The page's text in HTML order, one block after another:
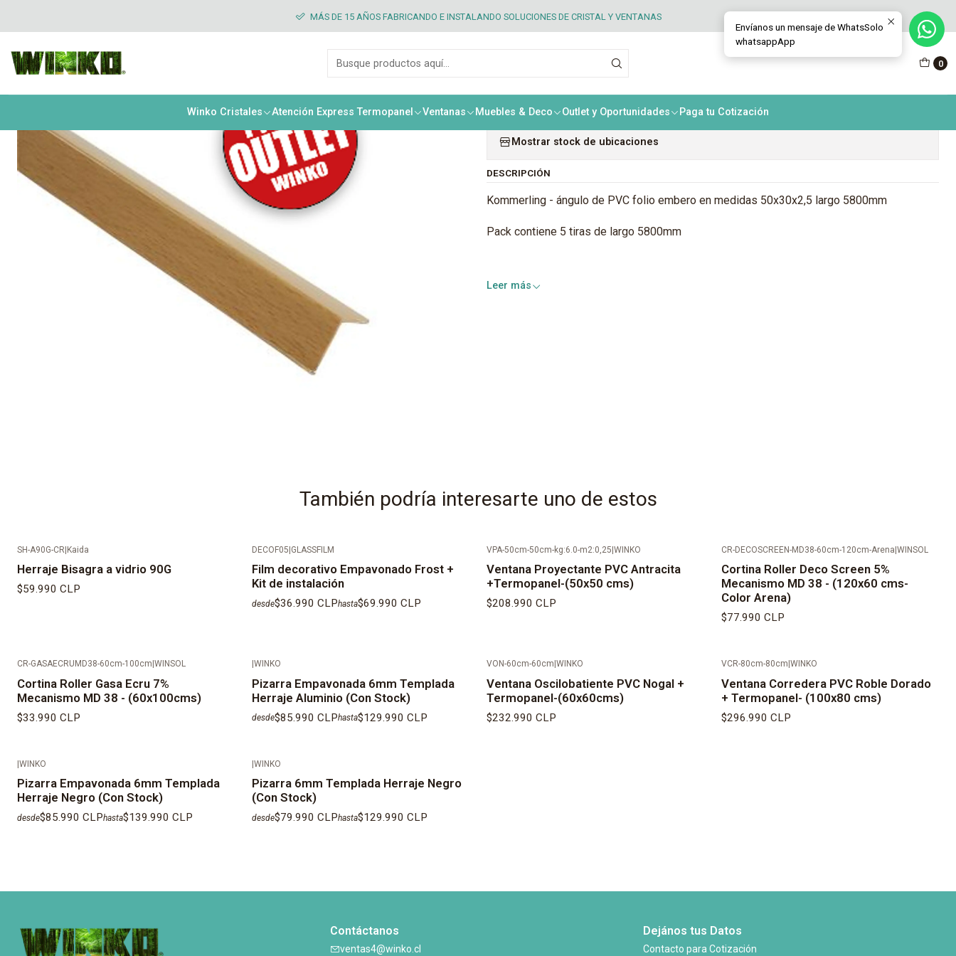
0
Winko Cristales Atención Express Termopanel Ventanas Muebles & Deco Outlet y Oportunidades Paga tu Cotización
MÁS DE 15 AÑOS FABRICANDO E INSTALANDO SOLUCIONES DE CRISTAL Y VENTANAS
Insumos Ventanas PVC Kommerling Kommerling - Combo Pack ángulo 50x30x2,5 Embero 5 unidades
|
Kommerling - Combo Pack ángulo
50x30x2,5 Embero 5 unidades
Mostrar stock de ubicaciones
DESCRIPCIÓN
Kommerling - ángulo de PVC folio embero en medidas 50x30x2,5 largo 5800mm
Pack contiene 5 tiras de largo 5800mm
Leer más
También podría interesarte uno de estos
SH-A90G-CR Kaida
Herraje Bisagra a vidrio 90G
$59.990 CLP
DECOF05 GLASSFILM
Film decorativo Empavonado Frost +
Kit de instalación
desde$36.990 CLPhasta$69.990 CLP
VPA-50cm-50cm-kg:6.0-m2:0,25 WINKO
Ventana Proyectante PVC Antracita
+Termopanel-(50x50 cms)
$208.990 CLP
CR-DECOSCREEN-MD38-60cm-120cm-Arena WINSOL
Cortina Roller Deco Screen 5%
Mecanismo MD 38 - (120x60 cms-
Color Arena)
$77.990 CLP
CR-GASAECRUMD38-60cm-100cm WINSOL
Cortina Roller Gasa Ecru 7%
Mecanismo MD 38 - (60x100cms)
$33.990 CLP
WINKO
Pizarra Empavonada 6mm Templada
Herraje Aluminio (Con Stock)
desde$85.990 CLPhasta$129.990 CLP
VON-60cm-60cm WINKO
Ventana Oscilobatiente PVC Nogal +
Termopanel-(60x60cms)
$232.990 CLP
VCR-80cm-80cm WINKO
Ventana Corredera PVC Roble Dorado
+ Termopanel- (100x80 cms)
$296.990 CLP
|WINKO
Pizarra Empavonada 6mm Templada
Herraje Negro (Con Stock)
desde$85.990 CLPhasta$139.990 CLP
|WINKO
Pizarra 6mm Templada Herraje Negro
(Con Stock)
desde$79.990 CLPhasta$129.990 CLP
Contáctanos
ventas4@winko.cl
Dejános tus Datos
Contacto para Cotización
Envíanos un mensaje de WhatsSolo
whatsappApp